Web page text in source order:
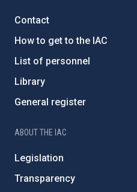
Contact
How to get to the IAC
List of personnel
Library
General register
ABOUT THE IAC
Legislation
Transparency